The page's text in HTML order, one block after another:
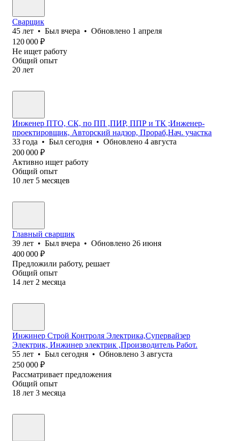
Сварщик
45 лет • Был вчера • Обновлено 1 апреля
120 000 ₽
Не ищет работу
Общий опыт
20 лет
Инженер ПТО, СК, по ПП ,ПИР, ППР и ТК ;Инженер-
проектировщик, Авторский надзор, Прораб,Нач. участка
33 года • Был сегодня • Обновлено 4 августа
200 000 ₽
Активно ищет работу
Общий опыт
10 лет 5 месяцев
Главный сварщик
39 лет • Был вчера • Обновлено 26 июня
400 000 ₽
Предложили работу, решает
Общий опыт
14 лет 2 месяца
Инжинер Строй Контроля Электрика,Супервайзер
Электрик, Инжинер электрик ,Производитель Работ.
55 лет • Был сегодня • Обновлено 3 августа
250 000 ₽
Рассматривает предложения
Общий опыт
18 лет 3 месяца